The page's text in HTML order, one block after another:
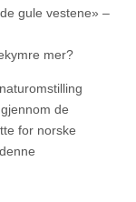
gule vestene» –
mer?
de
for norske